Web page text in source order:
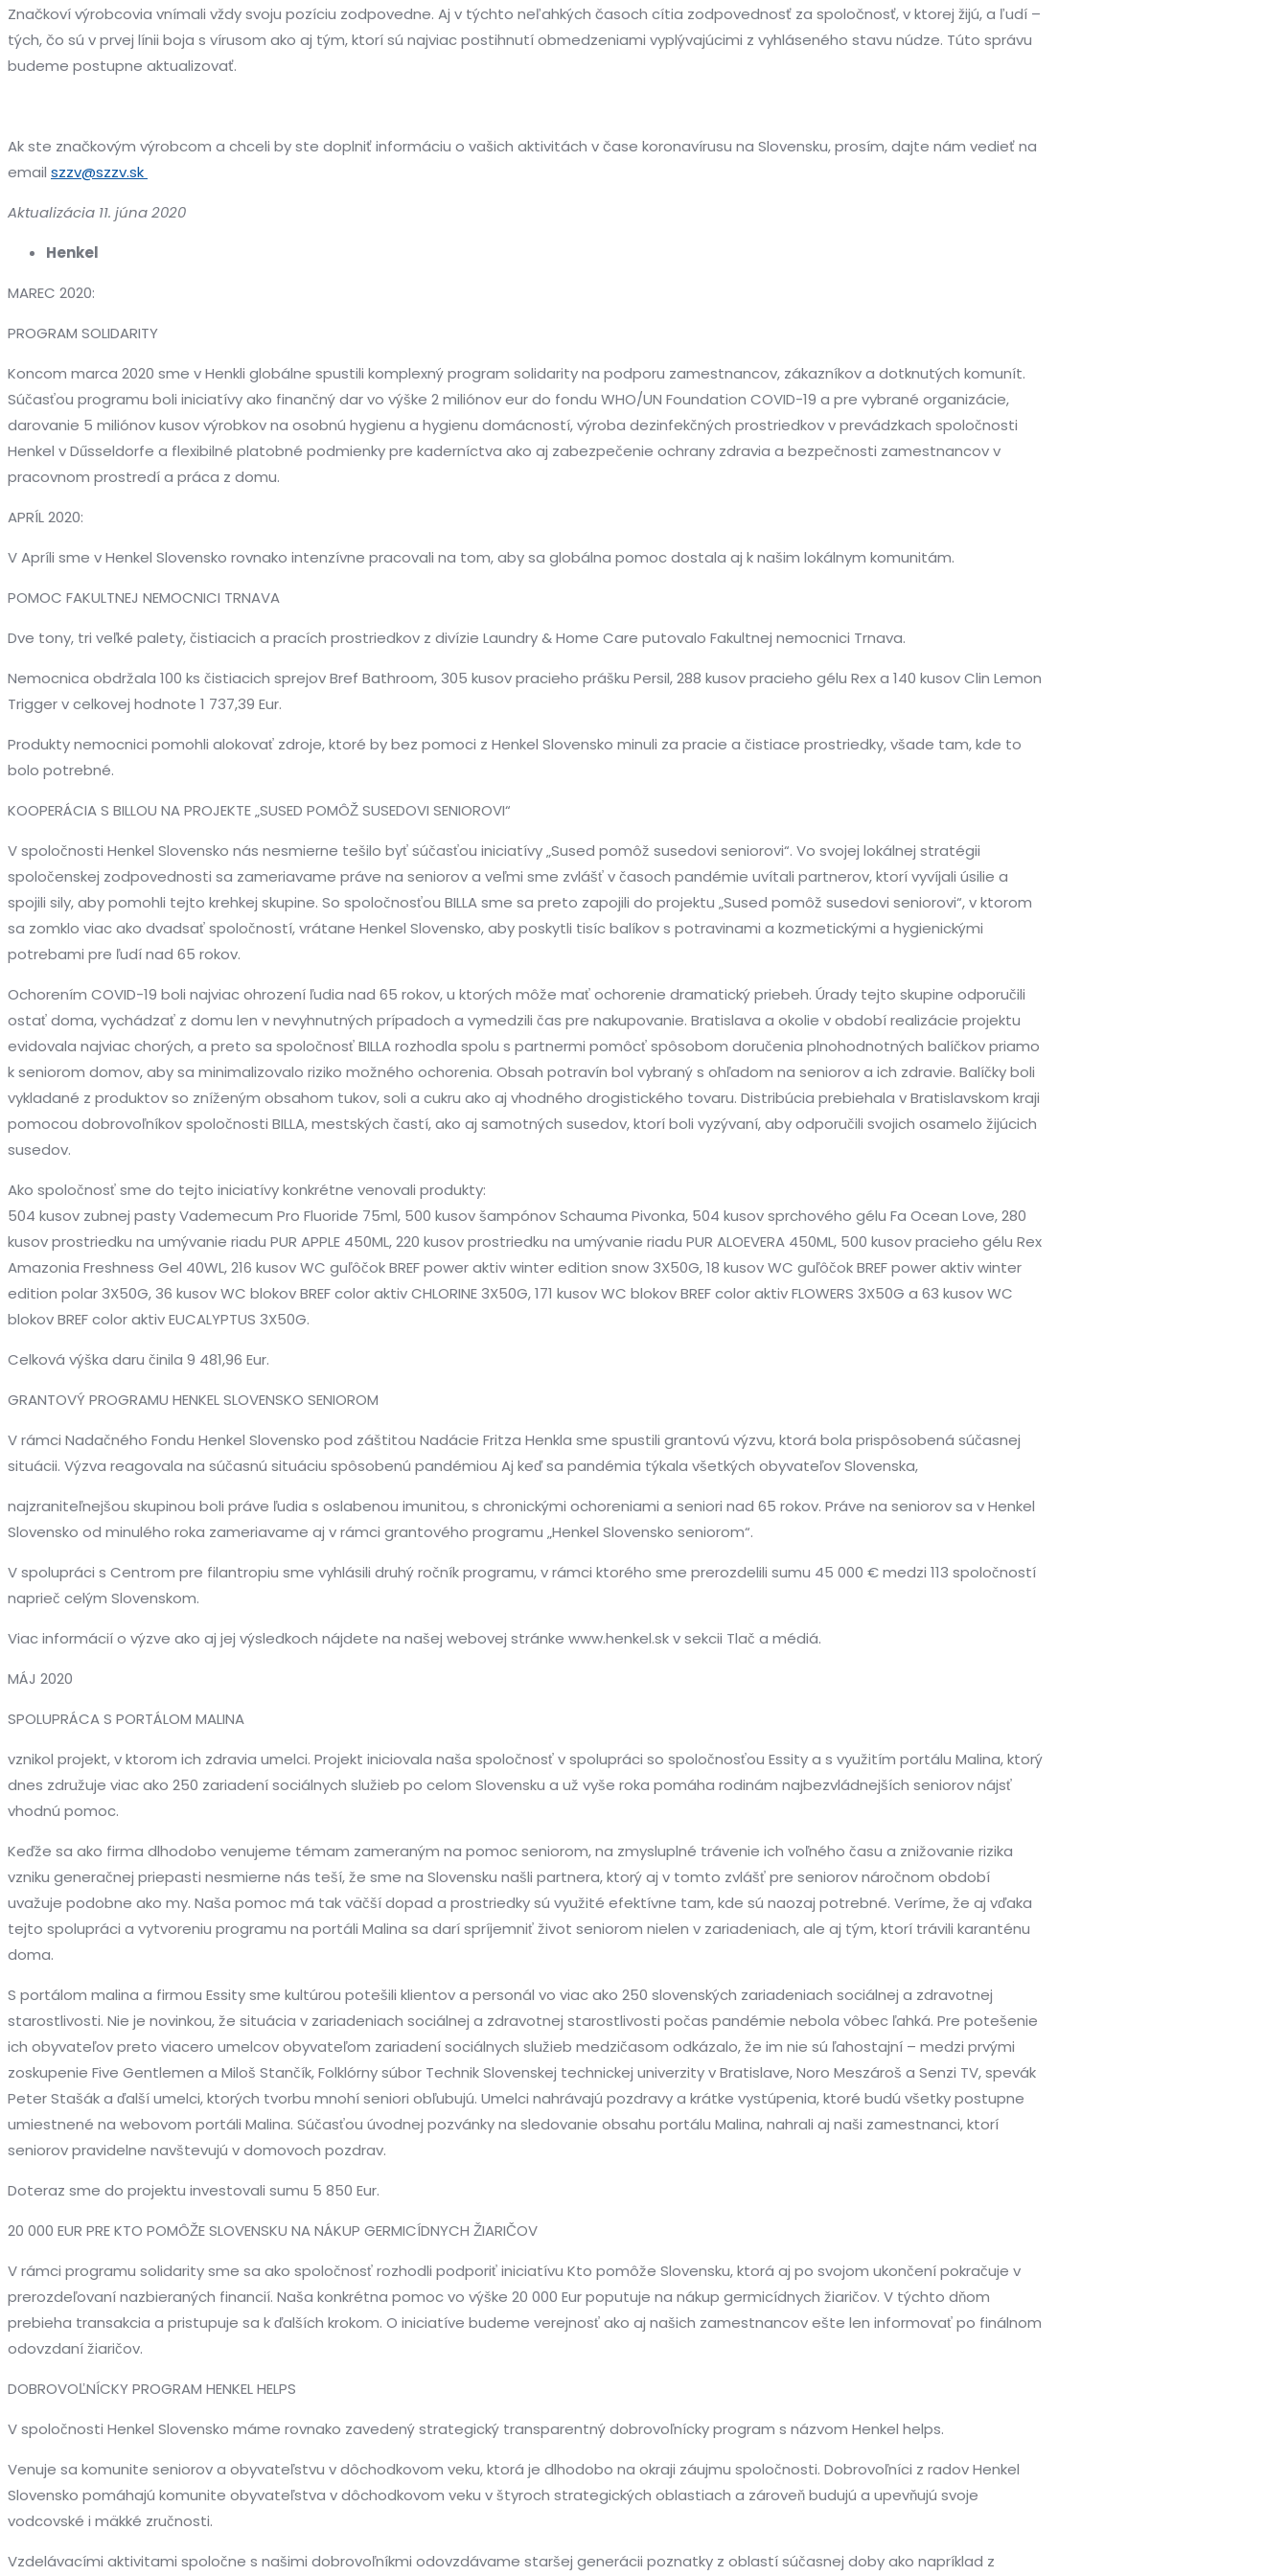
Značkoví výrobcovia vnímali vždy svoju pozíciu zodpovedne. Aj v týchto neľahkých časoch cítia zodpovednosť za spoločnosť, v ktorej žijú, a ľudí –
tých, čo sú v prvej línii boja s vírusom ako aj tým, ktorí sú najviac postihnutí obmedzeniami vyplývajúcimi z vyhláseného stavu núdze. Túto správu
budeme postupne aktualizovať.
Ak ste značkovým výrobcom a chceli by ste doplniť informáciu o vašich aktivitách v čase koronavírusu na Slovensku, prosím, dajte nám vedieť na
email szzv@szzv.sk
Aktualizácia 11. júna 2020
Henkel
MAREC 2020:
PROGRAM SOLIDARITY
Koncom marca 2020 sme v Henkli globálne spustili komplexný program solidarity na podporu zamestnancov, zákazníkov a dotknutých komunít.
Súčasťou programu boli iniciatívy ako finančný dar vo výške 2 miliónov eur do fondu WHO/UN Foundation COVID-19 a pre vybrané organizácie,
darovanie 5 miliónov kusov výrobkov na osobnú hygienu a hygienu domácností, výroba dezinfekčných prostriedkov v prevádzkach spoločnosti
Henkel v Dűsseldorfe a flexibilné platobné podmienky pre kaderníctva ako aj zabezpečenie ochrany zdravia a bezpečnosti zamestnancov v
pracovnom prostredí a práca z domu.
APRÍL 2020:
V Apríli sme v Henkel Slovensko rovnako intenzívne pracovali na tom, aby sa globálna pomoc dostala aj k našim lokálnym komunitám.
POMOC FAKULTNEJ NEMOCNICI TRNAVA
Dve tony, tri veľké palety, čistiacich a pracích prostriedkov z divízie Laundry & Home Care putovalo Fakultnej nemocnici Trnava.
Nemocnica obdržala 100 ks čistiacich sprejov Bref Bathroom, 305 kusov pracieho prášku Persil, 288 kusov pracieho gélu Rex a 140 kusov Clin Lemon
Trigger v celkovej hodnote 1 737,39 Eur.
Produkty nemocnici pomohli alokovať zdroje, ktoré by bez pomoci z Henkel Slovensko minuli za pracie a čistiace prostriedky, všade tam, kde to
bolo potrebné.
KOOPERÁCIA S BILLOU NA PROJEKTE „SUSED POMÔŽ SUSEDOVI SENIOROVI“
V spoločnosti Henkel Slovensko nás nesmierne tešilo byť súčasťou iniciatívy „Sused pomôž susedovi seniorovi“. Vo svojej lokálnej stratégii
spoločenskej zodpovednosti sa zameriavame práve na seniorov a veľmi sme zvlášť v časoch pandémie uvítali partnerov, ktorí vyvíjali úsilie a
spojili sily, aby pomohli tejto krehkej skupine. So spoločnosťou BILLA sme sa preto zapojili do projektu „Sused pomôž susedovi seniorovi“, v ktorom
sa zomklo viac ako dvadsať spoločností, vrátane Henkel Slovensko, aby poskytli tisíc balíkov s potravinami a kozmetickými a hygienickými
potrebami pre ľudí nad 65 rokov.
Ochorením COVID-19 boli najviac ohrození ľudia nad 65 rokov, u ktorých môže mať ochorenie dramatický priebeh. Úrady tejto skupine odporučili
ostať doma, vychádzať z domu len v nevyhnutných prípadoch a vymedzili čas pre nakupovanie. Bratislava a okolie v období realizácie projektu
evidovala najviac chorých, a preto sa spoločnosť BILLA rozhodla spolu s partnermi pomôcť spôsobom doručenia plnohodnotných balíčkov priamo
k seniorom domov, aby sa minimalizovalo riziko možného ochorenia. Obsah potravín bol vybraný s ohľadom na seniorov a ich zdravie. Balíčky boli
vykladané z produktov so zníženým obsahom tukov, soli a cukru ako aj vhodného drogistického tovaru. Distribúcia prebiehala v Bratislavskom kraji
pomocou dobrovoľníkov spoločnosti BILLA, mestských častí, ako aj samotných susedov, ktorí boli vyzývaní, aby odporučili svojich osamelo žijúcich
susedov.
Ako spoločnosť sme do tejto iniciatívy konkrétne venovali produkty:
504 kusov zubnej pasty Vademecum Pro Fluoride 75ml, 500 kusov šampónov Schauma Pivonka, 504 kusov sprchového gélu Fa Ocean Love, 280
kusov prostriedku na umývanie riadu PUR APPLE 450ML, 220 kusov prostriedku na umývanie riadu PUR ALOEVERA 450ML, 500 kusov pracieho gélu Rex
Amazonia Freshness Gel 40WL, 216 kusov WC guľôčok BREF power aktiv winter edition snow 3X50G, 18 kusov WC guľôčok BREF power aktiv winter
edition polar 3X50G, 36 kusov WC blokov BREF color aktiv CHLORINE 3X50G, 171 kusov WC blokov BREF color aktiv FLOWERS 3X50G a 63 kusov WC
blokov BREF color aktiv EUCALYPTUS 3X50G.
Celková výška daru činila 9 481,96 Eur.
GRANTOVÝ PROGRAMU HENKEL SLOVENSKO SENIOROM
V rámci Nadačného Fondu Henkel Slovensko pod záštitou Nadácie Fritza Henkla sme spustili grantovú výzvu, ktorá bola prispôsobená súčasnej
situácii. Výzva reagovala na súčasnú situáciu spôsobenú pandémiou Aj keď sa pandémia týkala všetkých obyvateľov Slovenska,
najzraniteľnejšou skupinou boli práve ľudia s oslabenou imunitou, s chronickými ochoreniami a seniori nad 65 rokov. Práve na seniorov sa v Henkel
Slovensko od minulého roka zameriavame aj v rámci grantového programu „Henkel Slovensko seniorom“.
V spolupráci s Centrom pre filantropiu sme vyhlásili druhý ročník programu, v rámci ktorého sme prerozdelili sumu 45 000 € medzi 113 spoločností
naprieč celým Slovenskom.
Viac informácií o výzve ako aj jej výsledkoch nájdete na našej webovej stránke www.henkel.sk v sekcii Tlač a médiá.
MÁJ 2020
SPOLUPRÁCA S PORTÁLOM MALINA
vznikol projekt, v ktorom ich zdravia umelci. Projekt iniciovala naša spoločnosť v spolupráci so spoločnosťou Essity a s využitím portálu Malina, ktorý
dnes združuje viac ako 250 zariadení sociálnych služieb po celom Slovensku a už vyše roka pomáha rodinám najbezvládnejších seniorov nájsť
vhodnú pomoc.
Keďže sa ako firma dlhodobo venujeme témam zameraným na pomoc seniorom, na zmysluplné trávenie ich voľného času a znižovanie rizika
vzniku generačnej priepasti nesmierne nás teší, že sme na Slovensku našli partnera, ktorý aj v tomto zvlášť pre seniorov náročnom období
uvažuje podobne ako my. Naša pomoc má tak väčší dopad a prostriedky sú využité efektívne tam, kde sú naozaj potrebné. Veríme, že aj vďaka
tejto spolupráci a vytvoreniu programu na portáli Malina sa darí spríjemniť život seniorom nielen v zariadeniach, ale aj tým, ktorí trávili karanténu
doma.
S portálom malina a firmou Essity sme kultúrou potešili klientov a personál vo viac ako 250 slovenských zariadeniach sociálnej a zdravotnej
starostlivosti. Nie je novinkou, že situácia v zariadeniach sociálnej a zdravotnej starostlivosti počas pandémie nebola vôbec ľahká. Pre potešenie
ich obyvateľov preto viacero umelcov obyvateľom zariadení sociálnych služieb medzičasom odkázalo, že im nie sú ľahostajní – medzi prvými
zoskupenie Five Gentlemen a Miloš Stančík, Folklórny súbor Technik Slovenskej technickej univerzity v Bratislave, Noro Meszároš a Senzi TV, spevák
Peter Stašák a ďalší umelci, ktorých tvorbu mnohí seniori obľubujú. Umelci nahrávajú pozdravy a krátke vystúpenia, ktoré budú všetky postupne
umiestnené na webovom portáli Malina. Súčasťou úvodnej pozvánky na sledovanie obsahu portálu Malina, nahrali aj naši zamestnanci, ktorí
seniorov pravidelne navštevujú v domovoch pozdrav.
Doteraz sme do projektu investovali sumu 5 850 Eur.
20 000 EUR PRE KTO POMÔŽE SLOVENSKU NA NÁKUP GERMICÍDNYCH ŽIARIČOV
V rámci programu solidarity sme sa ako spoločnosť rozhodli podporiť iniciatívu Kto pomôže Slovensku, ktorá aj po svojom ukončení pokračuje v
prerozdeľovaní nazbieraných financií. Naša konkrétna pomoc vo výške 20 000 Eur poputuje na nákup germicídnych žiaričov. V týchto dňom
prebieha transakcia a pristupuje sa k ďalších krokom. O iniciatíve budeme verejnosť ako aj našich zamestnancov ešte len informovať po finálnom
odovzdaní žiaričov.
DOBROVOĽNÍCKY PROGRAM HENKEL HELPS
V spoločnosti Henkel Slovensko máme rovnako zavedený strategický transparentný dobrovoľnícky program s názvom Henkel helps.
Venuje sa komunite seniorov a obyvateľstvu v dôchodkovom veku, ktorá je dlhodobo na okraji záujmu spoločnosti. Dobrovoľníci z radov Henkel
Slovensko pomáhajú komunite obyvateľstva v dôchodkovom veku v štyroch strategických oblastiach a zároveň budujú a upevňujú svoje
vodcovské i mäkké zručnosti.
Vzdelávacími aktivitami spoločne s našimi dobrovoľníkmi odovzdávame staršej generácii poznatky z oblastí súčasnej doby ako napríklad z